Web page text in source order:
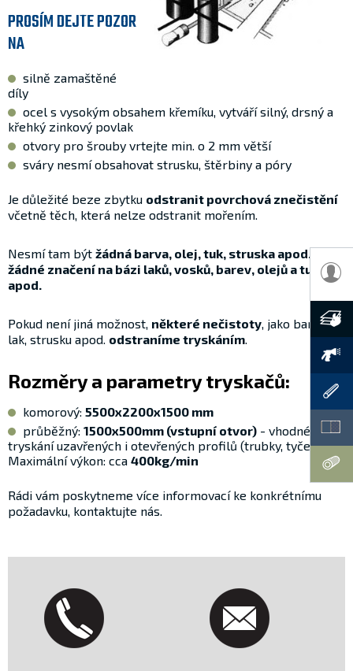
PROSÍM DEJTE POZOR
NA
silně zamaštěné
díly
ocel s vysokým obsahem křemíku, vytváří silný, drsný a
křehký zinkový povlak
otvory pro šrouby vrtejte min. o 2 mm větší
sváry nesmí obsahovat strusku, štěrbiny a póry
Je důležité beze zbytku odstranit povrchová znečistění
včetně těch, která nelze odstranit mořením.
Nesmí tam být žádná barva, olej, tuk, struska apod., ani
žádné značení na bázi laků, vosků, barev, olejů a tuků
apod.
Pokud není jiná možnost, některé nečistoty , jako barvu,
lak, strusku apod. odstraníme tryskáním
Rozměry a parametry tryskačů:
komorový: 5500x2200x1500 mm
průběžný: 1500x500mm (vstupní otvor) - vhodné pro
tryskání uzavřených i otevřených profilů (trubky, tyče atd.).
Maximální výkon: cca 400kg/min
Rádi vám poskytneme více informovací ke konkrétnímu
požadavku, kontaktujte nás.